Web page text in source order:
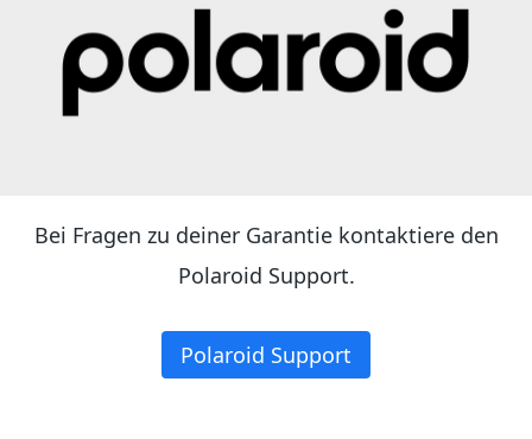
Bei Fragen zu deiner Garantie kontaktiere den
Polaroid Support.
Polaroid Support